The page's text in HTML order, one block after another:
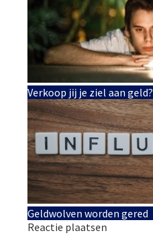
Verkoop jij je ziel aan geld?
Geldwolven worden gered
Reactie plaatsen